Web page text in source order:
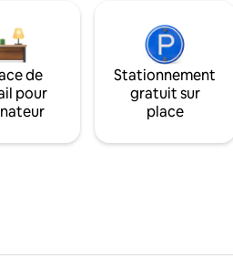
de
pour
Stationnement
gratuit sur
place